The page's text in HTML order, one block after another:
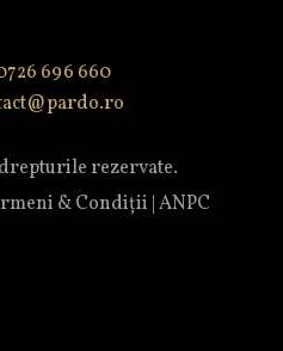
696 660
rezervate.
& Condiții ANPC